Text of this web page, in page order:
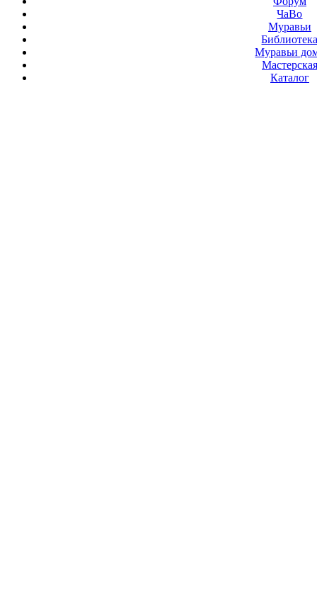
ЧаВо
Муравьи
Муравьи
Мастерская
Каталог